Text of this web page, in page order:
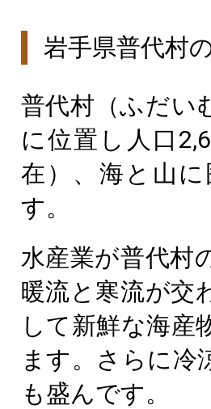
岩手県普代村
普代村（ふだい
に位置し人口
在）、海と山
す。
水産業が普代村
暖流と寒流が交
して新鮮な海産
ます。さらに冷
も盛んです。